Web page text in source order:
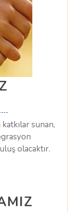
sunan,
olacaktır.